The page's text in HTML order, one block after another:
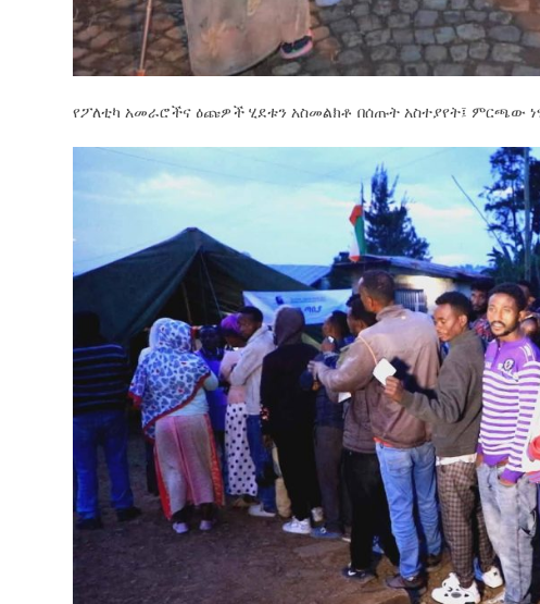
የፖለቲካ አመራሮችና ዕጩዎች ሂደቱን አስመልክቶ በሰጡት አስተያየት፤ ምርጫው